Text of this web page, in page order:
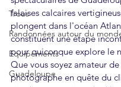
Trous
Randonnées autour du
Equipements
Guadeloupe
falaises calcaires
plongent dans l'océan
constituent une étape
pour quiconque explore le
Que vous soyez amateur
photographe en quête du